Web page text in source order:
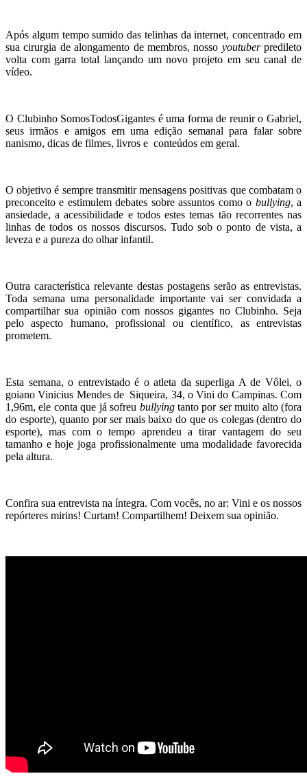
Após algum tempo sumido das telinhas da internet, concentrado em
sua cirurgia de alongamento de membros, nosso youtuberpredileto
volta com garra total lançando um novo projeto em seu canal de
vídeo.
O Clubinho SomosTodosGigantes é uma forma de reunir o Gabriel,
seus irmãos e amigos em uma edição semanal para falar sobre
nanismo, dicas de filmes, livros e conteúdos em geral.
O objetivo é sempre transmitir mensagens positivas que combatam o
preconceito e estimulem debates sobre assuntos como o bullying, a
ansiedade, a acessibilidade e todos estes temas tão recorrentes nas
linhas de todos os nossos discursos. Tudo sob o ponto de vista, a
leveza e a pureza do olhar infantil.
Outra característica relevante destas postagens serão as entrevistas.
Toda semana uma personalidade importante vai ser convidada a
compartilhar sua opinião com nossos gigantes no Clubinho. Seja
pelo aspecto humano, profissional ou científico, as entrevistas
prometem.
Esta semana, o entrevistado é o atleta da superliga A de Vôlei, o
goiano Vinicius Mendes de Siqueira, 34, o Vini do Campinas. Com
1,96m, ele conta que já sofreu bullyingtanto por ser muito alto (fora
do esporte), quanto por ser mais baixo do que os colegas (dentro do
esporte), mas com o tempo aprendeu a tirar vantagem do seu
tamanho e hoje joga profissionalmente uma modalidade favorecida
pela altura.
Confira sua entrevista na íntegra. Com vocês, no ar: Vini e os nossos
repórteres mirins! Curtam! Compartilhem! Deixem sua opinião.